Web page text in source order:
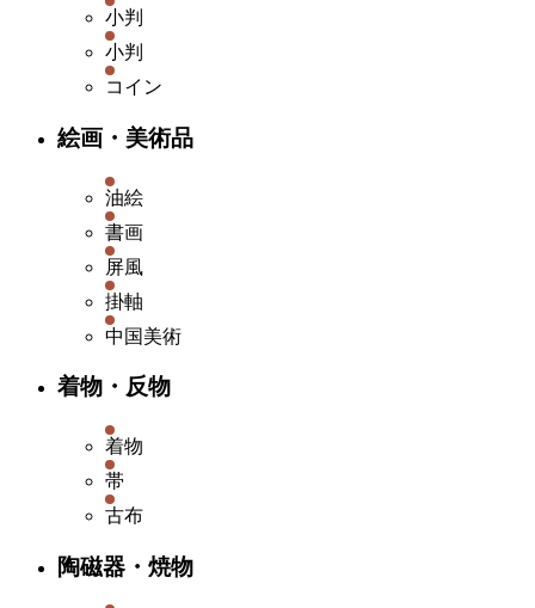
小判
小判
コイン
絵画・美術品
油絵
書画
屏風
掛軸
中国美術
着物・反物
着物
帯
古布
陶磁器・焼物